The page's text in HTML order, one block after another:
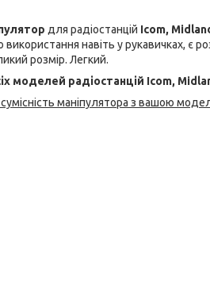
для радіостанцій Icom,
навіть у рукавичках, є
розмір. Легкий.
моделей радіостанцій Icom,
маніпулятора з вашою